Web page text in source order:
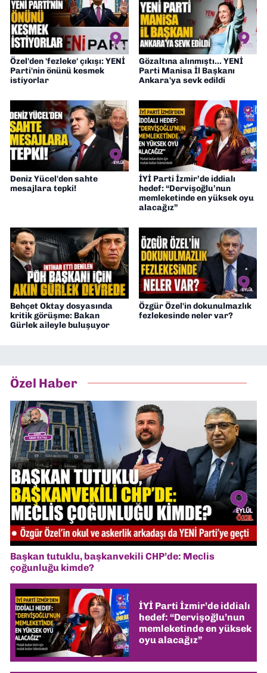
Özel'den 'fezleke' çıkışı: YENİ
Parti'nin önünü kesmek
istiyorlar
Gözaltına alınmıştı... YENİ
Parti Manisa İl Başkanı
Ankara'ya sevk edildi
Deniz Yücel'den sahte
mesajlara tepki!
İYİ Parti İzmir’de iddialı
hedef: “Dervişoğlu’nun
memleketinde en yüksek oyu
alacağız”
Behçet Oktay dosyasında
kritik görüşme: Bakan
Gürlek aileyle buluşuyor
Özgür Özel'in dokunulmazlık
fezlekesinde neler var?
Özel Haber
Başkan tutuklu, başkanvekili CHP’de: Meclis
çoğunluğu kimde?
İYİ Parti İzmir’de iddialı
hedef: “Dervişoğlu’nun
memleketinde en yüksek
oyu alacağız”